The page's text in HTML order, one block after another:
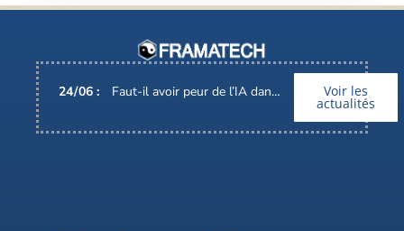
24/06 : Faut-il avoir peur de l’IA dans nos métiers ? Voir les
actualités